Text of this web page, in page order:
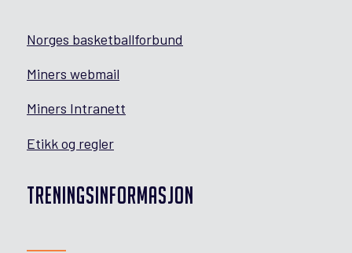
Norges basketballforbund
Miners webmail
Miners Intranett
Etikk og regler
TRENINGSINFORMASJON